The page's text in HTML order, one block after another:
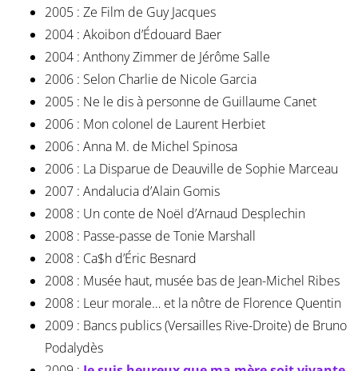
2005 : Ze Film de Guy Jacques
2004 : Akoibon d’Édouard Baer
2004 : Anthony Zimmer de Jérôme Salle
2006 : Selon Charlie de Nicole Garcia
2005 : Ne le dis à personne de Guillaume Canet
2006 : Mon colonel de Laurent Herbiet
2006 : Anna M. de Michel Spinosa
2006 : La Disparue de Deauville de Sophie Marceau
2007 : Andalucia d’Alain Gomis
2008 : Un conte de Noël d’Arnaud Desplechin
2008 : Passe-passe de Tonie Marshall
2008 : Ca$h d’Éric Besnard
2008 : Musée haut, musée bas de Jean-Michel Ribes
2008 : Leur morale… et la nôtre de Florence Quentin
2009 : Bancs publics (Versailles Rive-Droite) de Bruno
Podalydès